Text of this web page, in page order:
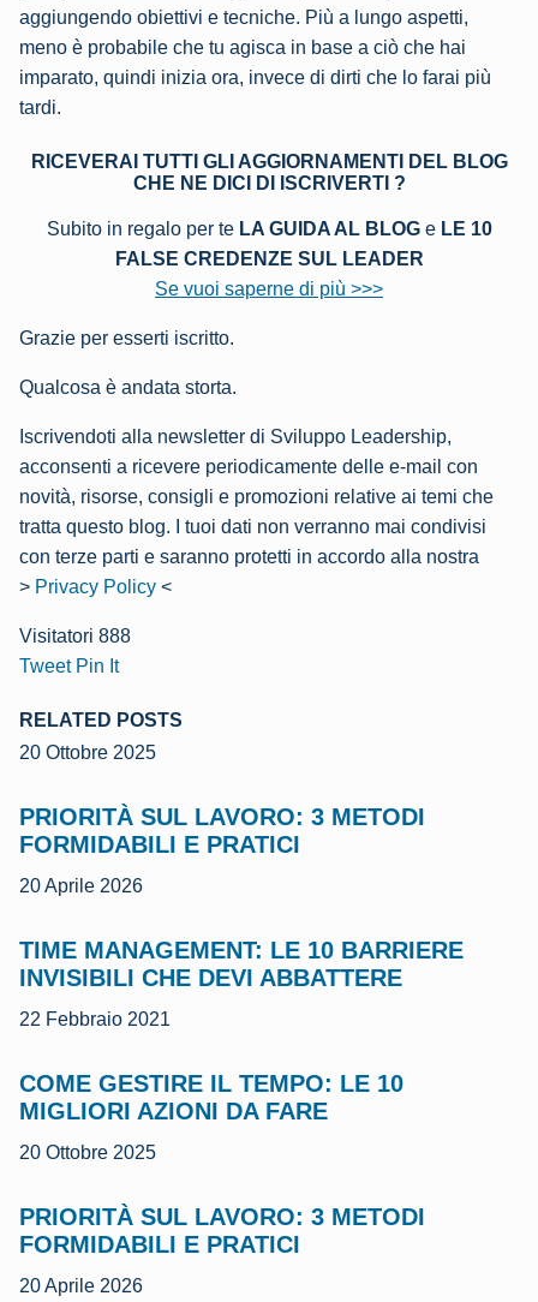
aggiungendo obiettivi e tecniche. Più a lungo aspetti,
meno è probabile che tu agisca in base a ciò che hai
imparato, quindi inizia ora, invece di dirti che lo farai più
tardi.
RICEVERAI TUTTI GLI AGGIORNAMENTI DEL BLOG
CHE NE DICI DI ISCRIVERTI ?
Subito in regalo per te LA GUIDA AL BLOG e LE 10
FALSE CREDENZE SUL LEADER
Se vuoi saperne di più >>>
Grazie per esserti iscritto.
Qualcosa è andata storta.
Iscrivendoti alla newsletter di Sviluppo Leadership,
acconsenti a ricevere periodicamente delle e-mail con
novità, risorse, consigli e promozioni relative ai temi che
tratta questo blog. I tuoi dati non verranno mai condivisi
con terze parti e saranno protetti in accordo alla nostra
> Privacy Policy <
Visitatori 888
Tweet Pin It
RELATED POSTS
20 Ottobre 2025
PRIORITÀ SUL LAVORO: 3 METODI
FORMIDABILI E PRATICI
20 Aprile 2026
TIME MANAGEMENT: LE 10 BARRIERE
INVISIBILI CHE DEVI ABBATTERE
22 Febbraio 2021
COME GESTIRE IL TEMPO: LE 10
MIGLIORI AZIONI DA FARE
20 Ottobre 2025
PRIORITÀ SUL LAVORO: 3 METODI
FORMIDABILI E PRATICI
20 Aprile 2026